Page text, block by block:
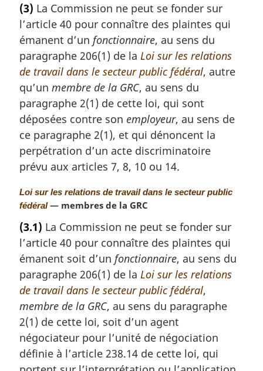
e
m
a
g
i
n
a
l
:
(3) La Commission ne peut se fonder sur
l’article 40 pour connaître des plaintes qui
émanent d’un fonctionnaire, au sens du
paragraphe 206(1) de la Loi sur les relations
de travail dans le secteur public fédéral, autre
qu’un membre de la GRC, au sens du
paragraphe 2(1) de cette loi, qui sont
déposées contre son employeur, au sens de
ce paragraphe 2(1), et qui dénoncent la
perpétration d’un acte discriminatoire
prévu aux articles 7, 8, 10 ou 14.
N
o
e
m
a
g
i
n
a
l
:
Loi sur les relations de travail dans le secteur public
fédéral— membres de la GRC
(3.1) La Commission ne peut se fonder sur
l’article 40 pour connaître des plaintes qui
émanent soit d’un fonctionnaire, au sens du
paragraphe 206(1) de la Loi sur les relations
de travail dans le secteur public fédéral,
membre de la GRC, au sens du paragraphe
2(1) de cette loi, soit d’un agent
négociateur pour l’unité de négociation
définie à l’article 238.14 de cette loi, qui